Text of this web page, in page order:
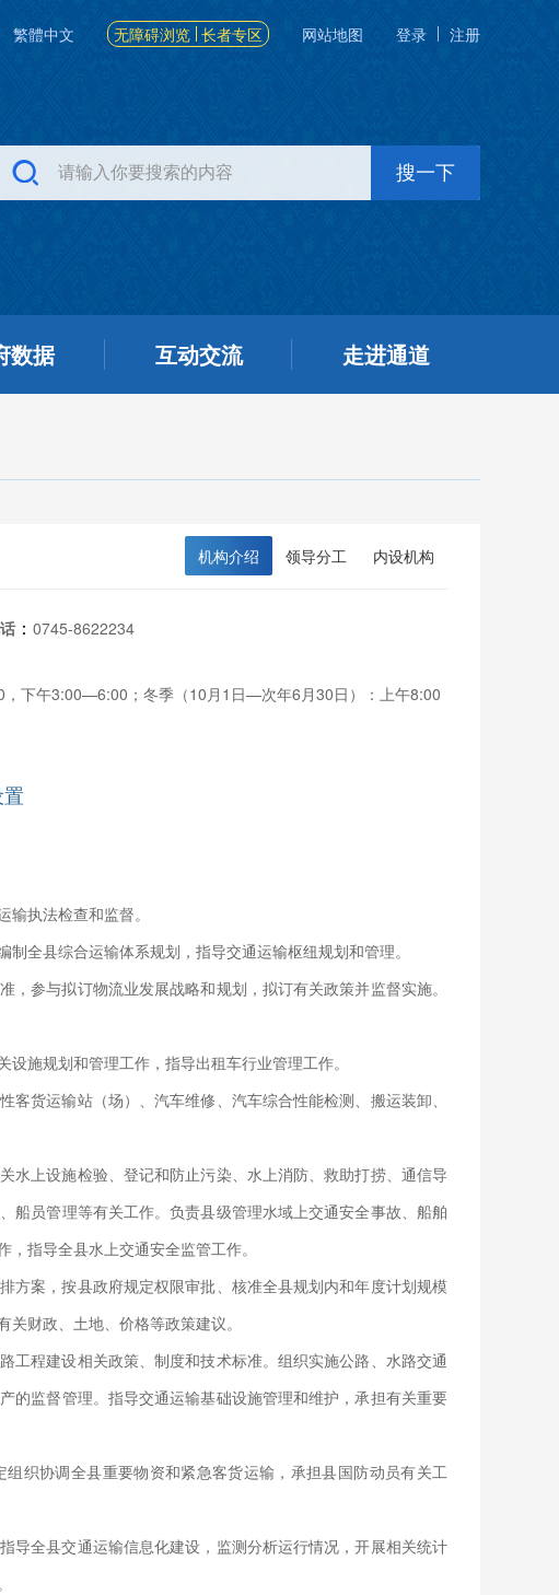
繁體中文 无障碍浏览 长者专区 网站地图 登录 注册
数据 互动交流 走进通道
机构介绍 领导分工 内设机构
： 0745-8622234
下午3:00—6:00；冬季（10月1日—次年6月30日）：上午8:00
输执法检查和监督。
全县综合运输体系规划，指导交通运输枢纽规划和管理。
，参与拟订物流业发展战略和规划，拟订有关政策并监督实施。
施规划和管理工作，指导出租车行业管理工作。
客货运输站（场）、汽车维修、汽车综合性能检测、搬运装卸、
水上设施检验、登记和防止污染、水上消防、救助打捞、通信导
船员管理等有关工作。负责县级管理水域上交通安全事故、船舶
指导全县水上交通安全监管工作。
方案，按县政府规定权限审批、核准全县规划内和年度计划规模
财政、土地、价格等政策建议。
工程建设相关政策、制度和技术标准。组织实施公路、水路交通
的监督管理。指导交通运输基础设施管理和维护，承担有关重要
织协调全县重要物资和紧急客货运输，承担县国防动员有关工
导全县交通运输信息化建设，监测分析运行情况，开展相关统计